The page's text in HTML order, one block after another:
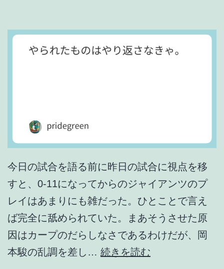
今日の試合を語る前に昨日の試合に視点を移
すと、0-11になってからのジャイアンツのプ
レイはあまりにも雑だった。ひとことで言え
ば完全に舐められていた。まあそうさせた原
因はカープのだらしなさであるわけだが、岡
本駿の乱調を差し… 続きを読む